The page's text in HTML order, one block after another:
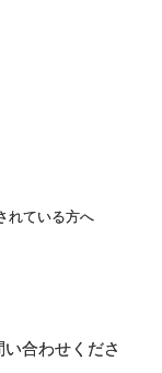
れている方へ
合わせくださ